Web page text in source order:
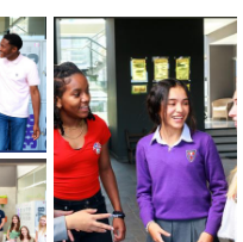
010.jpg